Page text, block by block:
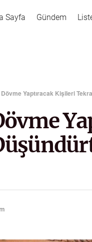
Sayfa Gündem
Dövme Yaptıracak Kişileri